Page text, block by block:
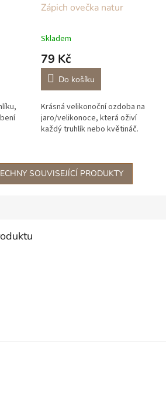
Zápich ovečka natur
Skladem
79 Kč
Do košíku
Krásná velikonoční ozdoba na
jaro/velikonoce, která oživí
každý truhlík nebo květináč.
SOUVISEJÍCÍ PRODUKTY